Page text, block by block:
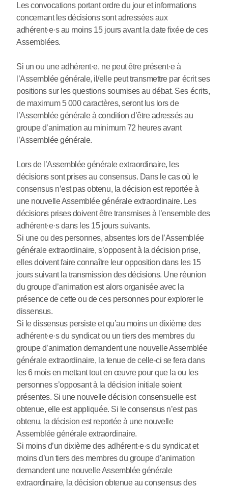
Les convocations portant ordre du jour et informations
concernant les décisions sont adressées aux
adhérent·e·s au moins 15 jours avant la date fixée de ces
Assemblées.
Si un ou une adhérent·e, ne peut être présent·e à
l’Assemblée générale, il/elle peut transmettre par écrit ses
positions sur les questions soumises au débat. Ses écrits,
de maximum 5 000 caractères, seront lus lors de
l’Assemblée générale à condition d’être adressés au
groupe d’animation au minimum 72 heures avant
l’Assemblée générale.
Lors de l’Assemblée générale extraordinaire, les
décisions sont prises au consensus. Dans le cas où le
consensus n’est pas obtenu, la décision est reportée à
une nouvelle Assemblée générale extraordinaire. Les
décisions prises doivent être transmises à l’ensemble des
adhérent·e·s dans les 15 jours suivants.
Si une ou des personnes, absentes lors de l’Assemblée
générale extraordinaire, s’opposent à la décision prise,
elles doivent faire connaître leur opposition dans les 15
jours suivant la transmission des décisions. Une réunion
du groupe d’animation est alors organisée avec la
présence de cette ou de ces personnes pour explorer le
dissensus.
Si le dissensus persiste et qu’au moins un dixième des
adhérent·e·s du syndicat ou un tiers des membres du
groupe d’animation demandent une nouvelle Assemblée
générale extraordinaire, la tenue de celle-ci se fera dans
les 6 mois en mettant tout en œuvre pour que la ou les
personnes s’opposant à la décision initiale soient
présentes. Si une nouvelle décision consensuelle est
obtenue, elle est appliquée. Si le consensus n’est pas
obtenu, la décision est reportée à une nouvelle
Assemblée générale extraordinaire.
Si moins d’un dixième des adhérent·e·s du syndicat et
moins d’un tiers des membres du groupe d’animation
demandent une nouvelle Assemblée générale
extraordinaire, la décision obtenue au consensus des